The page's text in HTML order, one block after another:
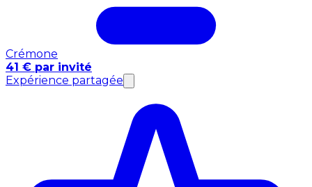
Crémone
41 € par invité
Expérience partagée